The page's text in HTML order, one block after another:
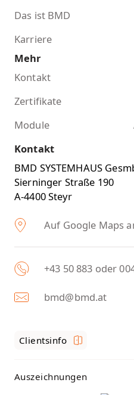
Das ist BMD
Karriere
Mehr
Kontakt
Zertifikate
Module
Kontakt
BMD SYSTEMHAUS
Sierninger Straße 190
A-4400 Steyr
Auf Google Maps
+43 50 883 oder
bmd@bmd.at
Clientsinfo
Auszeichnungen